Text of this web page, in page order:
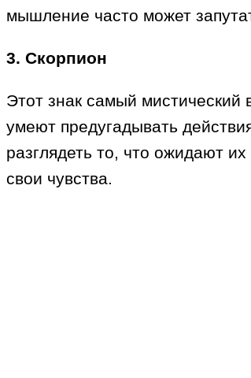
мышление часто может
3. Скорпион
Этот знак самый мистический
умеют предугадывать
разглядеть то, что ожидают
свои чувства.